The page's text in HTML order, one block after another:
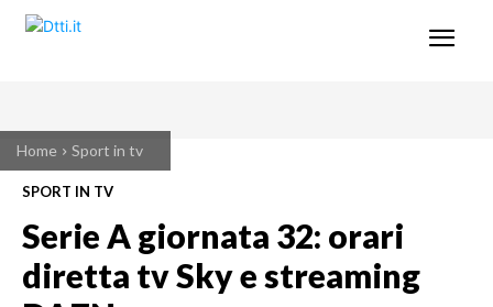
Home Sport in tv
SPORT IN TV
Serie A giornata 32: orari
diretta tv Sky e streaming